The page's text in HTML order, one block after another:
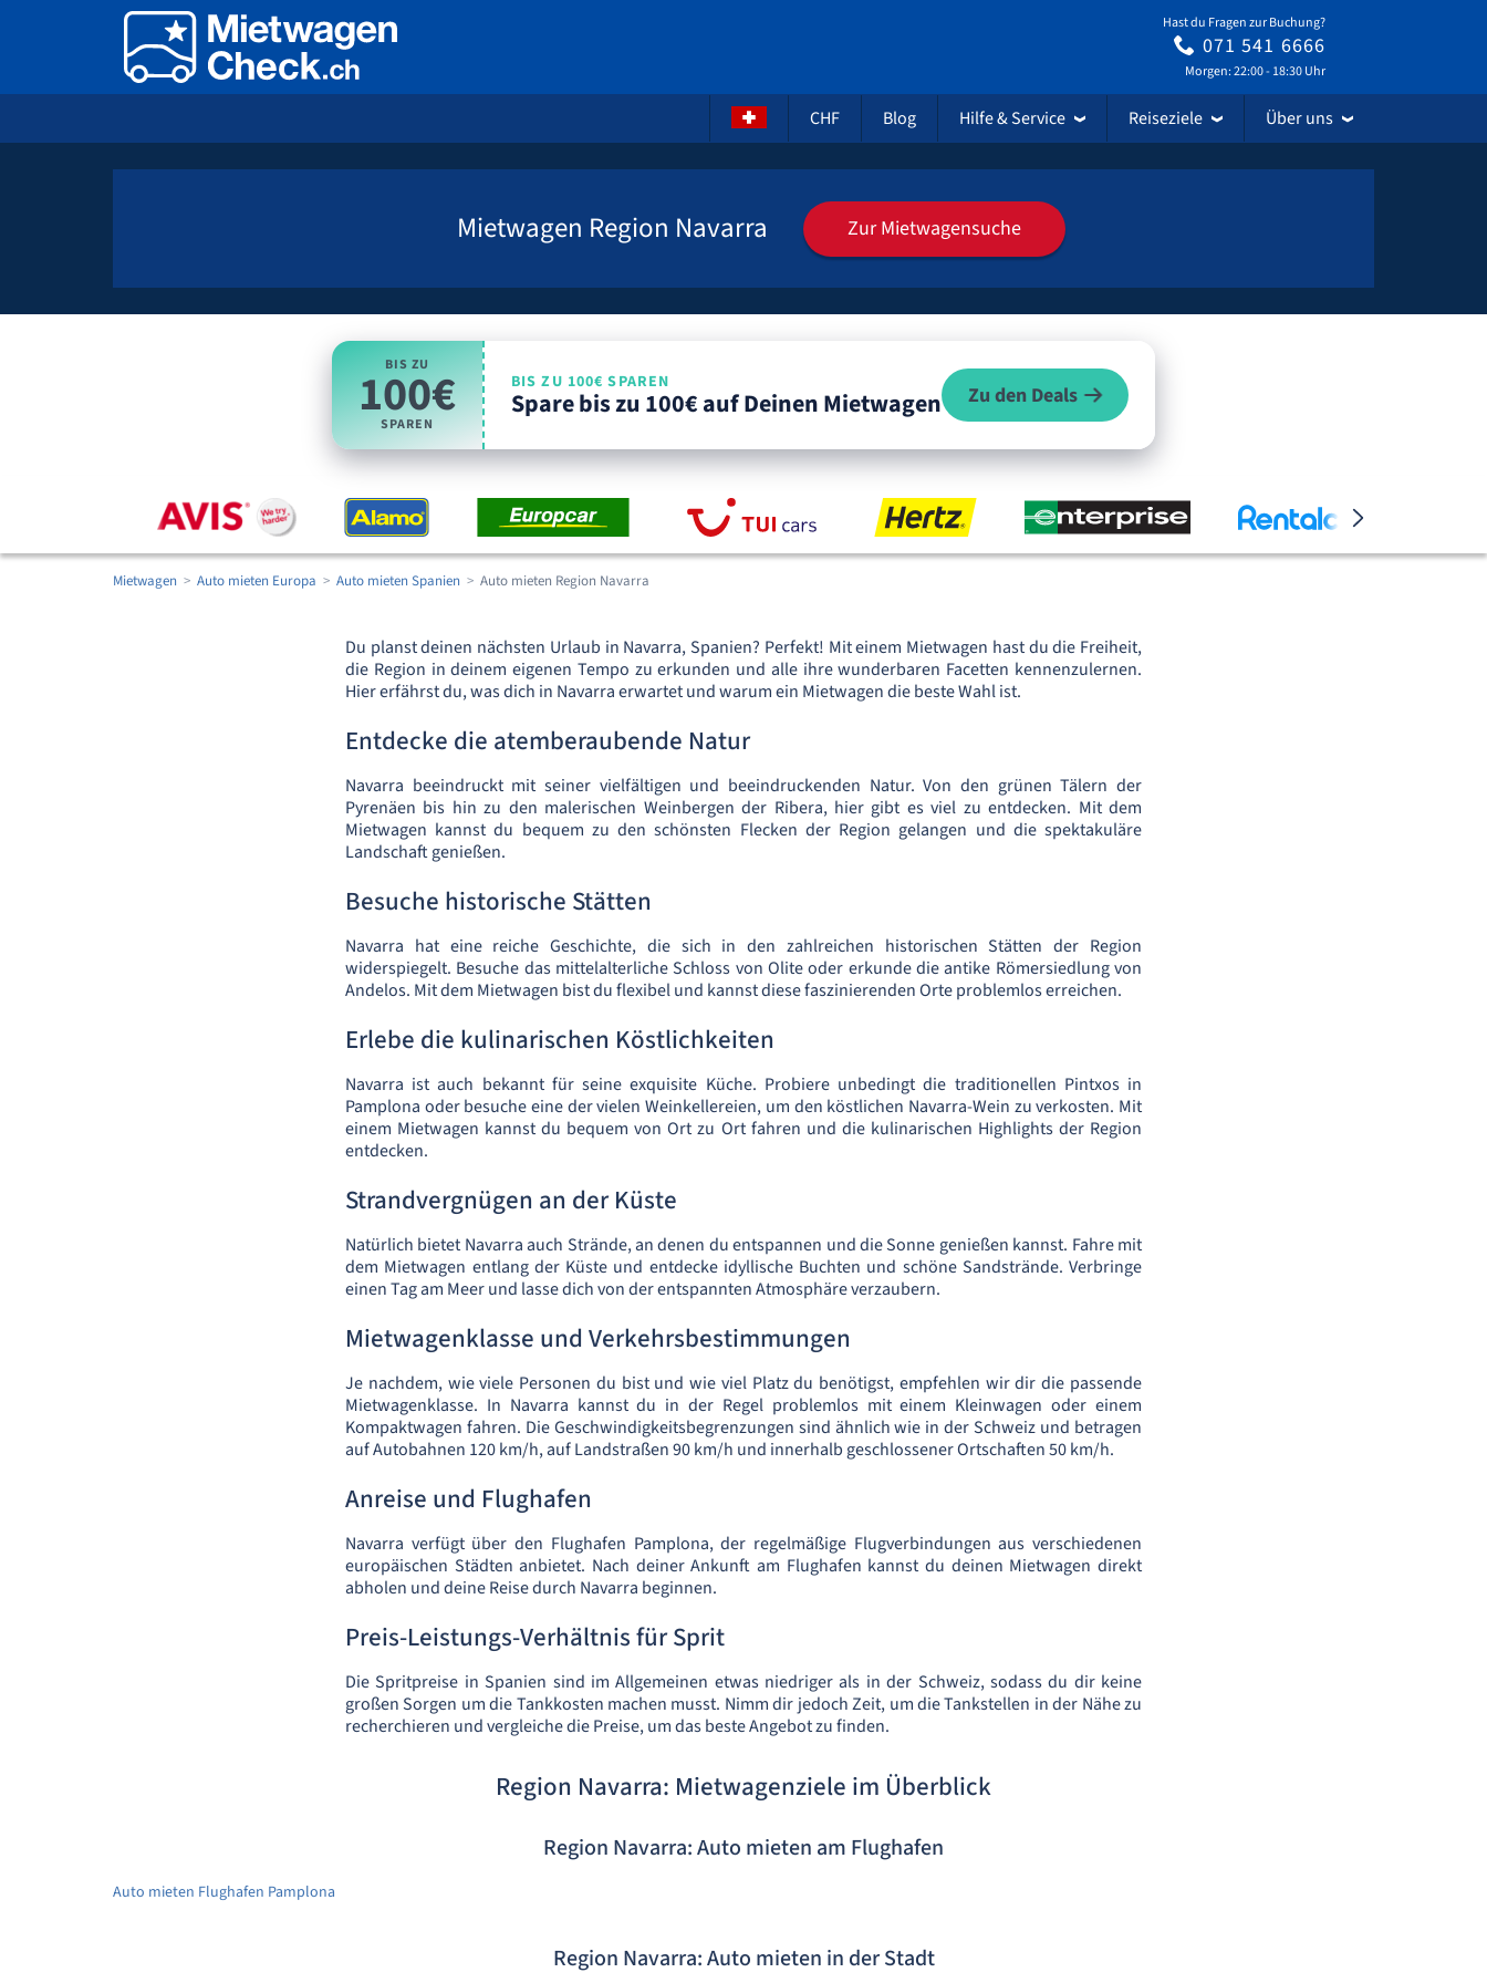
Hast du Fragen zur Buchung?
071 541 6666
Morgen: 22:00 - 18:30 Uhr
CHF Blog Hilfe & Service Reiseziele Über uns
Mietwagen Region Navarra Zur Mietwagensuche
BIS ZU
100€
SPAREN
BIS ZU 100€ SPAREN
Spare bis zu 100€ auf Deinen Mietwagen Zu den Deals
Mietwagen Auto mieten Europa Auto mieten Spanien Auto mieten Region Navarra
Du planst deinen nächsten Urlaub in Navarra, Spanien? Perfekt! Mit einem Mietwagen hast du die Freiheit,
die Region in deinem eigenen Tempo zu erkunden und alle ihre wunderbaren Facetten kennenzulernen.
Hier erfährst du, was dich in Navarra erwartet und warum ein Mietwagen die beste Wahl ist.
Entdecke die atemberaubende Natur
Navarra beeindruckt mit seiner vielfältigen und beeindruckenden Natur. Von den grünen Tälern der
Pyrenäen bis hin zu den malerischen Weinbergen der Ribera, hier gibt es viel zu entdecken. Mit dem
Mietwagen kannst du bequem zu den schönsten Flecken der Region gelangen und die spektakuläre
Landschaft genießen.
Besuche historische Stätten
Navarra hat eine reiche Geschichte, die sich in den zahlreichen historischen Stätten der Region
widerspiegelt. Besuche das mittelalterliche Schloss von Olite oder erkunde die antike Römersiedlung von
Andelos. Mit dem Mietwagen bist du flexibel und kannst diese faszinierenden Orte problemlos erreichen.
Erlebe die kulinarischen Köstlichkeiten
Navarra ist auch bekannt für seine exquisite Küche. Probiere unbedingt die traditionellen Pintxos in
Pamplona oder besuche eine der vielen Weinkellereien, um den köstlichen Navarra-Wein zu verkosten. Mit
einem Mietwagen kannst du bequem von Ort zu Ort fahren und die kulinarischen Highlights der Region
entdecken.
Strandvergnügen an der Küste
Natürlich bietet Navarra auch Strände, an denen du entspannen und die Sonne genießen kannst. Fahre mit
dem Mietwagen entlang der Küste und entdecke idyllische Buchten und schöne Sandstrände. Verbringe
einen Tag am Meer und lasse dich von der entspannten Atmosphäre verzaubern.
Mietwagenklasse und Verkehrsbestimmungen
Je nachdem, wie viele Personen du bist und wie viel Platz du benötigst, empfehlen wir dir die passende
Mietwagenklasse. In Navarra kannst du in der Regel problemlos mit einem Kleinwagen oder einem
Kompaktwagen fahren. Die Geschwindigkeitsbegrenzungen sind ähnlich wie in der Schweiz und betragen
auf Autobahnen 120 km/h, auf Landstraßen 90 km/h und innerhalb geschlossener Ortschaften 50 km/h.
Anreise und Flughafen
Navarra verfügt über den Flughafen Pamplona, der regelmäßige Flugverbindungen aus verschiedenen
europäischen Städten anbietet. Nach deiner Ankunft am Flughafen kannst du deinen Mietwagen direkt
abholen und deine Reise durch Navarra beginnen.
Preis-Leistungs-Verhältnis für Sprit
Die Spritpreise in Spanien sind im Allgemeinen etwas niedriger als in der Schweiz, sodass du dir keine
großen Sorgen um die Tankkosten machen musst. Nimm dir jedoch Zeit, um die Tankstellen in der Nähe zu
recherchieren und vergleiche die Preise, um das beste Angebot zu finden.
Region Navarra: Mietwagenziele im Überblick
Region Navarra: Auto mieten am Flughafen
Auto mieten Flughafen Pamplona
Region Navarra: Auto mieten in der Stadt